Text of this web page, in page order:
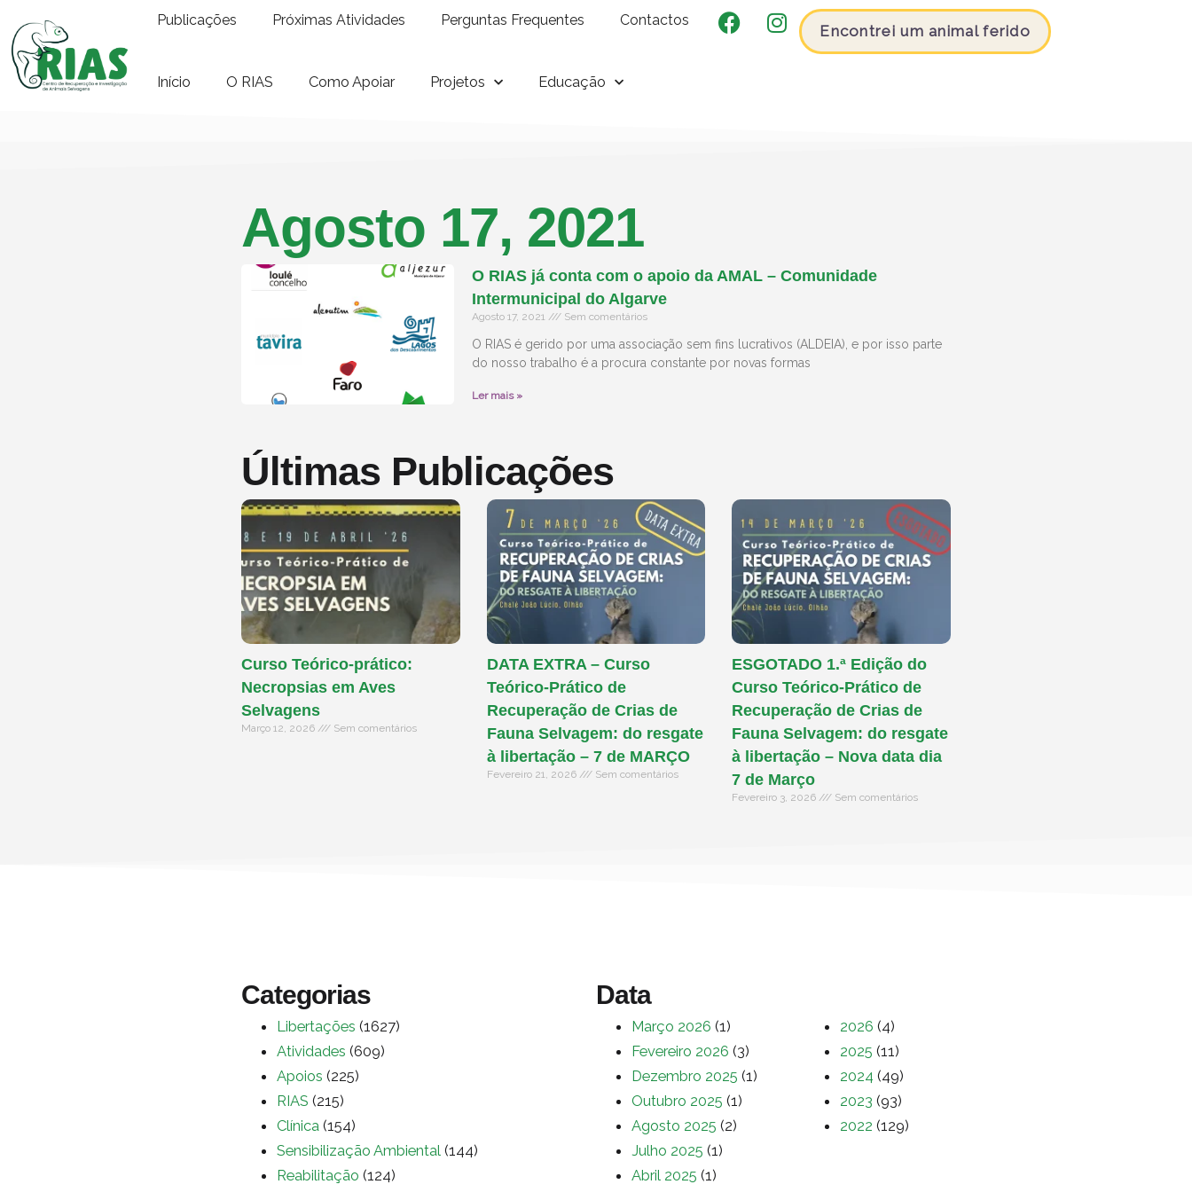
Publicações Próximas Atividades Perguntas Frequentes Contactos
Encontrei um animal ferido
Início O RIAS Como Apoiar Projetos Educação
Agosto 17, 2021
O RIAS já conta com o apoio da AMAL – Comunidade
Intermunicipal do Algarve
Agosto 17, 2021 Sem comentários
O RIAS é gerido por uma associação sem fins lucrativos (ALDEIA), e por isso parte
do nosso trabalho é a procura constante por novas formas
Ler mais »
Últimas Publicações
Curso Teórico-prático:
Necropsias em Aves
Selvagens
Março 12, 2026 Sem comentários
DATA EXTRA – Curso
Teórico-Prático de
Recuperação de Crias de
Fauna Selvagem: do resgate
à libertação – 7 de MARÇO
Fevereiro 21, 2026 Sem comentários
ESGOTADO 1.ª Edição do
Curso Teórico-Prático de
Recuperação de Crias de
Fauna Selvagem: do resgate
à libertação – Nova data dia
7 de Março
Fevereiro 3, 2026 Sem comentários
Categorias
Libertações (1627)
Atividades (609)
Apoios (225)
RIAS (215)
Clínica (154)
Sensibilização Ambiental (144)
Reabilitação (124)
Data
Março 2026 (1)
Fevereiro 2026 (3)
Dezembro 2025 (1)
Outubro 2025 (1)
Agosto 2025 (2)
Julho 2025 (1)
Abril 2025 (1)
2026 (4)
2025 (11)
2024 (49)
2023 (93)
2022 (129)